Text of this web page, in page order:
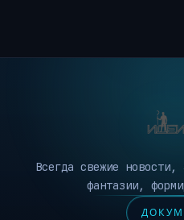
Всегда свежие
фантазии,